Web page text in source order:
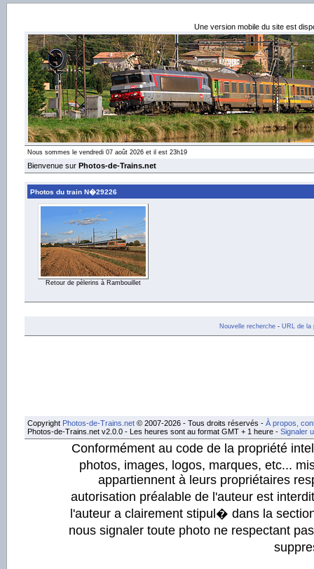
Une version mobile du site est
Nous sommes le vendredi 07 août 2026 et il est 23h19
Bienvenue sur Photos-de-Trains.net
Photos du train N�29226
Retour de pèlerins à Rambouillet
Nouvelle recherche- URL de la
Copyright Photos-de-Trains.net © 2007-2026 - Tous droits réservés - À propos,
Photos-de-Trains.net v2.0.0 - Les heures sont au format GMT + 1 heure - Signaler
Conformément au code de la propriété
photos, images, logos, marques, etc...
appartiennent à leurs propriétaires
autorisation préalable de l'auteur est
l'auteur a clairement stipul� dans la
nous signaler toute photo ne respectant